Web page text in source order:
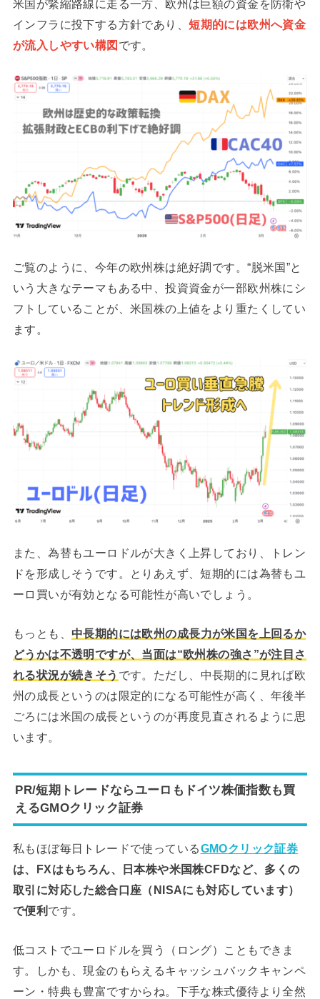
米国が緊縮路線に走る一方、欧州は巨額の資金を防衛や
インフラに投下する方針であり、短期的には欧州へ資金
が流入しやすい構図 です。
ご覧のように、今年の欧州株は絶好調です。“脱米国”と
いう大きなテーマもある中、投資資金が一部欧州株にシ
フトしていることが、米国株の上値をより重たくしてい
ます。
また、為替もユーロドルが大きく上昇しており、トレン
ドを形成しそうです。とりあえず、短期的には為替もユ
ーロ買いが有効となる可能性が高いでしょう。
もっとも、 中長期的には欧州の成長力が米国を上回るか
どうかは不透明ですが、当面は“欧州株の強さ”が注目さ
れる状況が続きそう です。ただし、中長期的に見れば欧
州の成長というのは限定的になる可能性が高く、年後半
ごろには米国の成長というのが再度見直されるように思
います。
PR/短期トレードならユーロもドイツ株価指数も買
えるGMOクリック証券
私もほぼ毎日トレードで使っているGMOクリック証券
は、FXはもちろん、日本株や米国株CFDなど、多くの
取引に対応した総合口座（NISAにも対応しています）
で便利 です。
低コストでユーロドルを買う（ロング）こともできま
す。しかも、現金のもらえるキャッシュバックキャンペ
ーン・特典も豊富ですからね。下手な株式優待より全然